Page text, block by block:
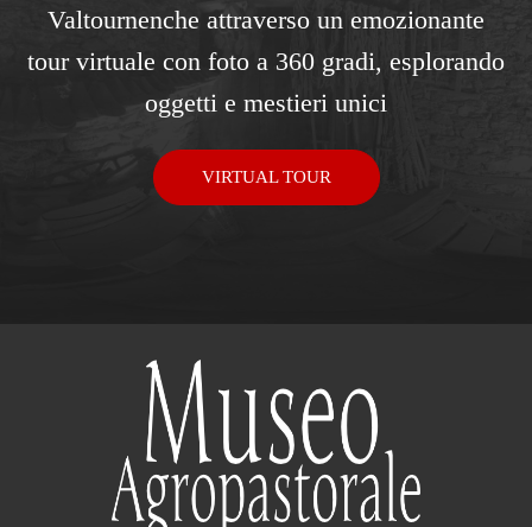
Valtournenche attraverso un emozionante
tour virtuale con foto a 360 gradi, esplorando
oggetti e mestieri unici
VIRTUAL TOUR